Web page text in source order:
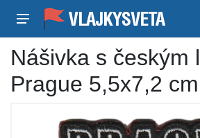
Nášivka s českým
Prague 5,5x7,2